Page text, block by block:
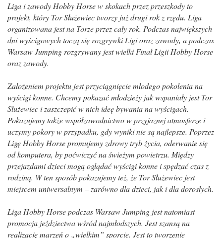
Liga i zawody Hobby Horse w skokach przez przeszkody to
projekt, który Tor Służewiec tworzy już drugi rok z rzędu. Liga
organizowana jest na Torze przez cały rok. Podczas największych
dni wyścigowych toczą się rozgrywki Ligi oraz zawody, a podczas
Warsaw Jumping rozgrywany jest wielki Finał Ligii Hobby Horse
oraz zawody.
Założeniem projektu jest przyciągnięcie młodego pokolenia na
wyścigi konne. Chcemy pokazać młodzieży jak wspaniały jest Tor
Służewiec i zaszczepić w nich ideę bywania na wyścigach.
Pokazujemy także współzawodnictwo w przyjaznej atmosferze i
uczymy pokory w przypadku, gdy wyniki nie są najlepsze. Poprzez
Ligę Hobby Horse promujemy zdrowy tryb życia, oderwanie się
od komputera, by poćwiczyć na świeżym powietrzu. Między
przejazdami dzieci mogą oglądać wyścigi konne i spędzać czas z
rodziną. W ten sposób pokazujemy też, że Tor Służewiec jest
miejscem uniwersalnym – zarówno dla dzieci, jak i dla dorosłych.
Liga Hobby Horse podczas Warsaw Jumping jest natomiast
promocja jeździectwa wśród najmłodszych. Jest szansą na
realizację marzeń o „wielkim” sporcie. Jest to tworzenie